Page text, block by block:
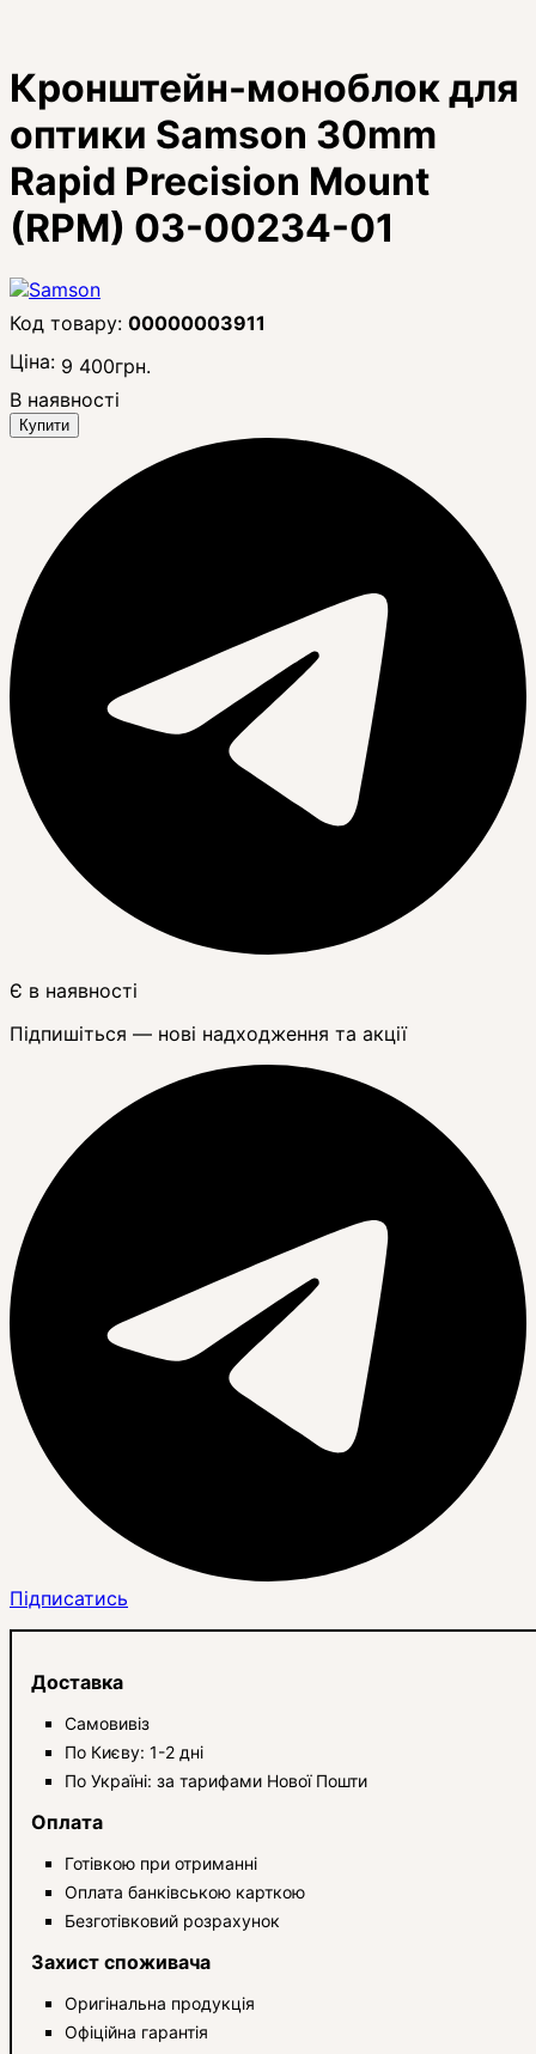
Кронштейн-моноблок для
оптики Samson 30mm
Rapid Precision Mount
(RPM) 03-00234-01
00000003911
Ціна: 9 400грн.
В наявності
Купити
Є в наявності
Підпишіться — нові надходження та акції
Підписатись
Доставка
Самовивіз
По Києву: 1-2 дні
По Україні: за тарифами Нової Пошти
Оплата
Готівкою при отриманні
Оплата банківською карткою
Безготівковий розрахунок
Захист споживача
Оригінальна продукція
Офіційна гарантія